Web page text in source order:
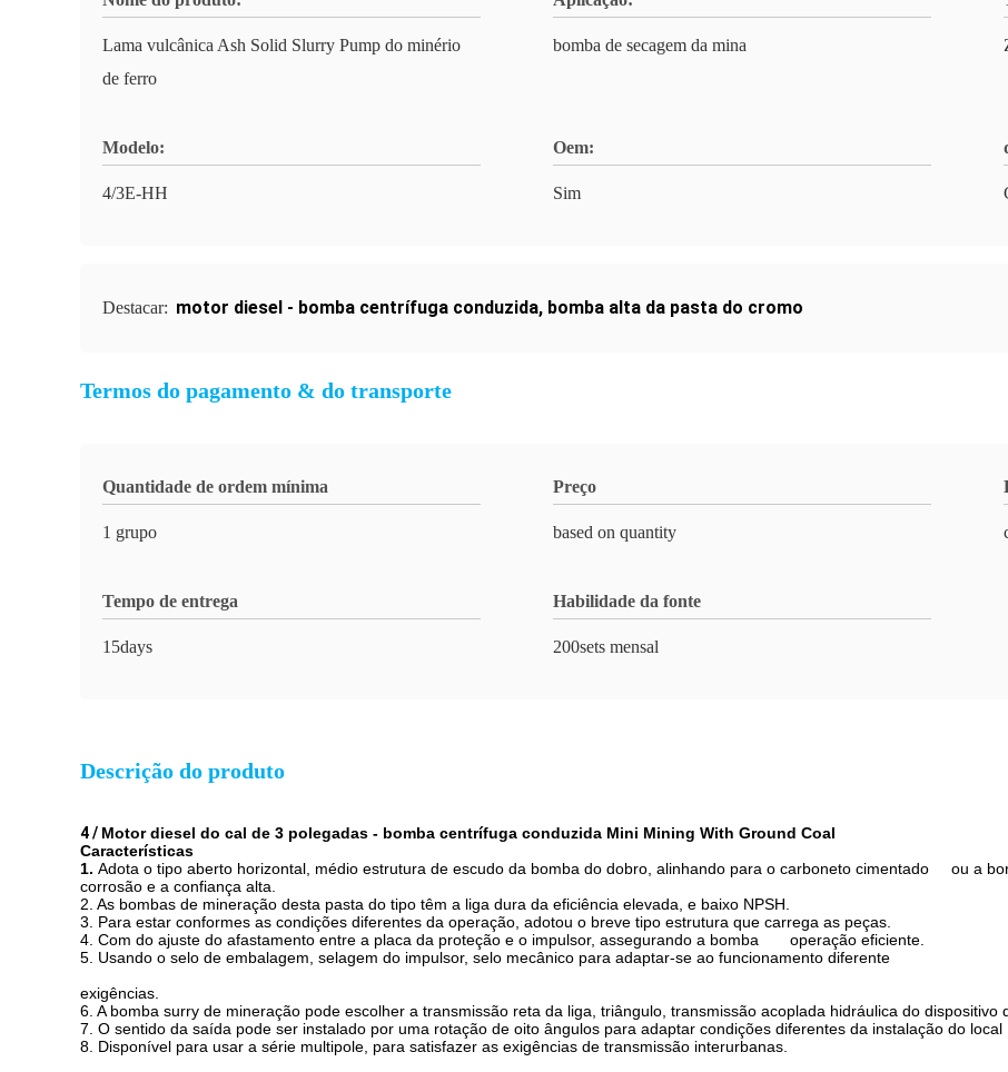
Lama vulcânica Ash Solid Slurry Pump do minério
de ferro
bomba de secagem da mina
Modelo:
4/3E-HH
Oem:
Sim
Destacar: motor diesel - bomba centrífuga conduzida, bomba alta da pasta do cromo
Termos do pagamento & do transporte
Quantidade de ordem mínima
1 grupo
Preço
based on quantity
Tempo de entrega
15days
Habilidade da fonte
200sets mensal
Descrição do produto
4 / Motor diesel do cal de 3 polegadas - bomba centrífuga conduzida Mini Mining With Ground Coal
Características
1. Adota o tipo aberto horizontal, médio estrutura de escudo da bomba do dobro, alinhando para o carboneto cimentado ou a
corrosão e a confiança alta.
2. As bombas de mineração desta pasta do tipo têm a liga dura da eficiência elevada, e baixo NPSH.
3. Para estar conformes as condições diferentes da operação, adotou o breve tipo estrutura que carrega as peças.
4. Com do ajuste do afastamento entre a placa da proteção e o impulsor, assegurando a bomba operação eficiente.
5. Usando o selo de embalagem, selagem do impulsor, selo mecânico para adaptar-se ao funcionamento diferente
exigências.
6. A bomba surry de mineração pode escolher a transmissão reta da liga, triângulo, transmissão acoplada hidráulica do dispositivo
7. O sentido da saída pode ser instalado por uma rotação de oito ângulos para adaptar condições diferentes da instalação do local
8. Disponível para usar a série multipole, para satisfazer as exigências de transmissão interurbanas.